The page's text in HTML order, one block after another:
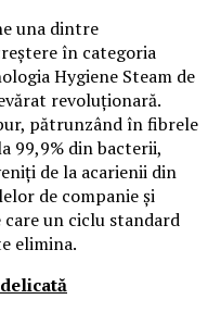
una dintre
în categoria
Hygiene Steam de
revoluționară.
pătrunzând în fibrele
99,9% din bacterii,
de la acarienii din
de companie și
un ciclu standard
elimina.